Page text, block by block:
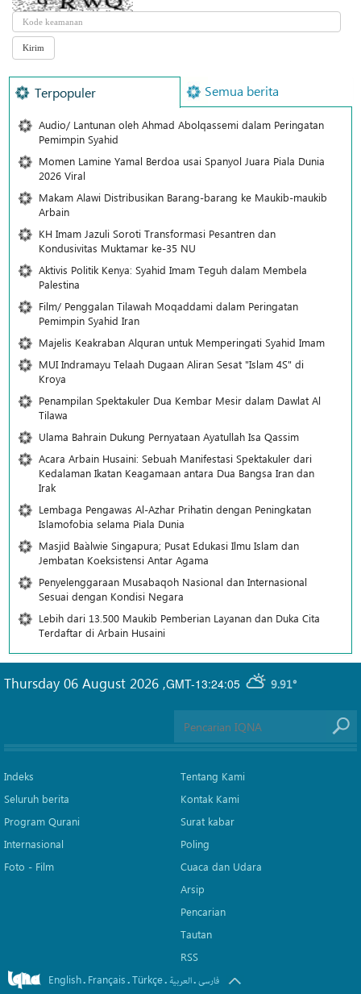
Terpopuler Semua berita
Audio/ Lantunan oleh Ahmad Abolqassemi dalam Peringatan
Pemimpin Syahid
Momen Lamine Yamal Berdoa usai Spanyol Juara Piala Dunia
2026 Viral
Makam Alawi Distribusikan Barang-barang ke Maukib-maukib
Arbain
KH Imam Jazuli Soroti Transformasi Pesantren dan
Kondusivitas Muktamar ke-35 NU
Aktivis Politik Kenya: Syahid Imam Teguh dalam Membela
Palestina
Film/ Penggalan Tilawah Moqaddami dalam Peringatan
Pemimpin Syahid Iran
Majelis Keakraban Alquran untuk Memperingati Syahid Imam
MUI Indramayu Telaah Dugaan Aliran Sesat "Islam 4S" di
Kroya
Penampilan Spektakuler Dua Kembar Mesir dalam Dawlat Al
Tilawa
Ulama Bahrain Dukung Pernyataan Ayatullah Isa Qassim
Acara Arbain Husaini: Sebuah Manifestasi Spektakuler dari
Kedalaman Ikatan Keagamaan antara Dua Bangsa Iran dan
Irak
Lembaga Pengawas Al-Azhar Prihatin dengan Peningkatan
Islamofobia selama Piala Dunia
Masjid Ba`alwie Singapura; Pusat Edukasi Ilmu Islam dan
Jembatan Koeksistensi Antar Agama
Penyelenggaraan Musabaqoh Nasional dan Internasional
Sesuai dengan Kondisi Negara
Lebih dari 13.500 Maukib Pemberian Layanan dan Duka Cita
Terdaftar di Arbain Husaini
GMT-13:24:05 9.91°
Thursday 06 August 2026 ,
Indeks
Seluruh berita
Program Qurani
Internasional
Foto - Film
Tentang Kami
Kontak Kami
Surat kabar
Poling
Cuaca dan Udara
Arsip
Pencarian
Tautan
RSS
English. Français.Türkçe. العربیة.فارسی